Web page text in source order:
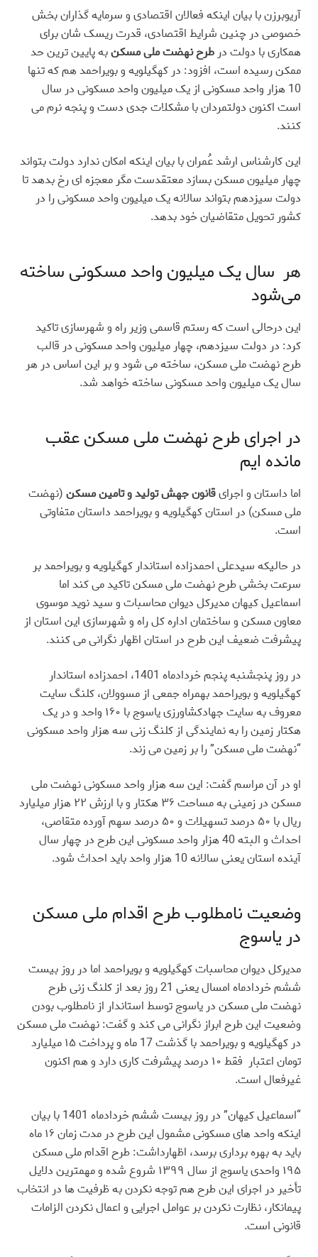
آریوبرزن با بیان اینکه فعالان اقتصادی و سرمایه گذاران بخش
خصوصی در چنین شرایط اقتصادی، قدرت ریسک شان برای
همکاری با دولت در طرح نهضت ملی مسکنبه پایین ترین حد
ممکن رسیده است، افزود: در کهگیلویه و بویراحمد هم که تنها
10 هزار واحد مسکونی از یک میلیون واحد مسکونی در سال
است اکنون دولتمردان با مشکلات جدی دست و پنجه نرم می
کنند.
این کارشناس ارشد عُمران با بیان اینکه امکان ندارد دولت بتواند
چهار میلیون مسکن بسازد معتقدست مگر معجزه ای رخ بدهد تا
دولت سیزدهم بتواند سالانه یک میلیون واحد مسکونی را در
کشور تحویل متقاضیان خود بدهد.
هر سال یک میلیون واحد مسکونی ساخته
می‌شود
این درحالی است که رستم قاسمی وزیر راه و شهرسازی تاکید
کرد: در دولت سیزدهم، چهار میلیون واحد مسکونی در قالب
طرح نهضت ملی مسکن، ساخته می شود و بر این اساس در هر
سال یک میلیون واحد مسکونی ساخته خواهد شد.
در اجرای طرح نهضت ملی مسکن عقب
مانده ایم
اما داستان و اجرایقانون جهش تولید و تامین مسکن(نهضت
ملی مسکن) در استان کهگیلویه و بویراحمد داستان متفاوتی
است.
در حالیکه سیدعلی احمدزاده استاندار کهگیلویه و بویراحمد بر
سرعت بخشی طرح نهضت ملی مسکن تاکید می کند اما
اسماعیل کیهان مدیرکل دیوان محاسبات و سید نوید موسوی
معاون مسکن و ساختمان اداره کل راه و شهرسازی این استان از
پیشرفت ضعیف این طرح در استان اظهار نگرانی می کنند.
در روز پنجشنبه پنجم خردادماه 1401، احمدزاده استاندار
کهگیلویه و بویراحمد بهمراه جمعی از مسوولان، کلنگ سایت
معروف به سایت جهادکشاورزی یاسوج با ۱۶۰ واحد و در یک
هکتار زمین را به نمایندگی از کلنگ زنی سه هزار واحد مسکونی
“نهضت ملی مسکن” را بر زمین می زند.
او در آن مراسم گفت: این سه هزار واحد مسکونی نهضت ملی
مسکن در زمینی به مساحت ۳۶ هکتار و با ارزش ۲۲ هزار میلیارد
ریال با ۵۰ درصد تسهیلات و ۵۰ درصد سهم آورده متقاصی،
احداث و البته 40 هزار واحد مسکونی این طرح در چهار سال
آینده استان یعنی سالانه 10 هزار واحد باید احداث شود
.
وضعیت نامطلوب طرح اقدام ملی مسکن
در یاسوج
مدیرکل دیوان محاسبات کهگیلویه و بویراحمد اما در روز بیست
ششم خردادماه امسال یعنی 21 روز بعد از کلنگ زنی طرح
نهضت ملی مسکن در یاسوج توسط استاندار از نامطلوب بودن
وضعیت این طرح ابراز نگرانی می کند و گفت: نهضت ملی مسکن
در کهگیلویه و بویراحمد با گذشت 17 ماه و پرداخت ۱۵ میلیارد
تومان اعتبار فقط ۱۰ درصد پیشرفت کاری دارد و هم اکنون
غیرفعال است.
“
اسماعیل کیهان” در روز بیست ششم خردادماه 1401 با بیان
اینکه واحد های مسکونی مشمول این طرح در مدت زمان ۱۶ ماه
باید به بهره برداری برسد، اظهارداشت: طرح اقدام ملی مسکن
۱۹۵ واحدی یاسوج از سال ۱۳۹۹ شروع شده و مهمترین دلایل
تأخیر در اجرای این طرح هم توجه نکردن به ظرفیت ها در انتخاب
پیمانکار، نظارت نکردن بر عوامل اجرایی و اعمال نکردن الزامات
قانونی است.